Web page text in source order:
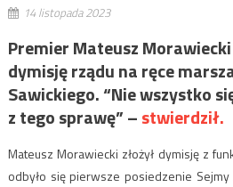
14 listopada 2023
Premier Mateusz Morawiecki
dymisję rządu na ręce
Sawickiego. “Nie wszystko
z tego sprawę” –stwierdził.
Mateusz Morawiecki złożył dymisję z
odbyło się pierwsze posiedzenie